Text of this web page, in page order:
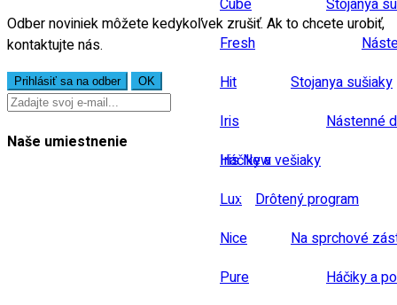
Cube
Fresh
Hit
Iris
Iris New
Lux
Nice
Pure
Stojanya
Stojanya sušiaky
Nástenné
Háčiky a vešiaky
Drôtený program
Na sprchové
Háčiky a
Odber noviniek môžete kedykoľvek zrušiť. Ak to chcete urobiť,
kontaktujte nás.
Naše umiestnenie